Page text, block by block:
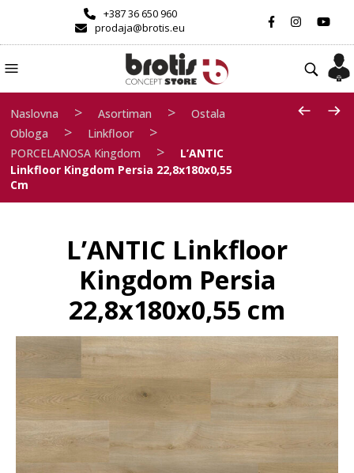
+387 36 650 960
prodaja@brotis.eu
Naslovna > Asortiman >
Ostala
Obloga
> Linkfloor >
PORCELANOSA Kingdom >
L’ANTIC
Linkfloor Kingdom Persia 22,8x180x0,55
Cm
L’ANTIC Linkfloor
Kingdom Persia
22,8x180x0,55 cm